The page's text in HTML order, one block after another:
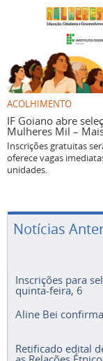
ACOLHIMENTO
IF Goiano abre
Mulheres Mil –
Inscrições gratuitas
oferece vagas
unidades.
Notícias
Inscrições para
quinta-feira, 6
Aline Bei
Retificado edital